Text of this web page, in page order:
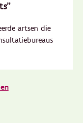
artsen die